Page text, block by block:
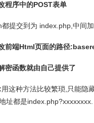
程序中的POST表单
都提交到为 index.php,中间
前端Html页面的路径
密函数就由自己提供了
用这种方法比较繁琐,只能隐
址都是index.php?xxxxxxxx.